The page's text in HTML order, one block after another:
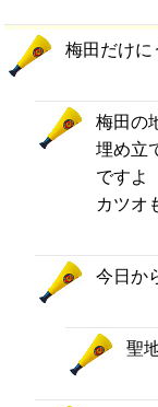
梅田だけ
梅田の
埋め立
ですよ
カツオ
今日か
聖